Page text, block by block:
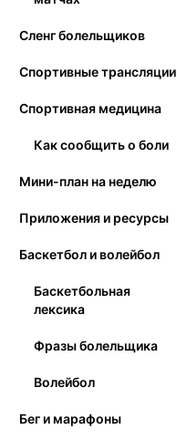
Сленг болельщиков
Спортивные трансляции
Спортивная медицина
Как сообщить о боли
Мини-план на неделю
Приложения и ресурсы
Баскетбол и волейбол
Баскетбольная
лексика
Фразы болельщика
Волейбол
Бег и марафоны